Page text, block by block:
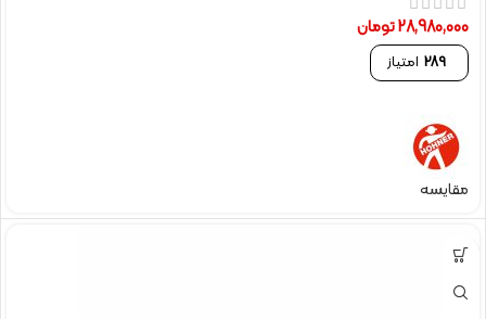
28,980,000تومان
289 امتیاز
مقایسه